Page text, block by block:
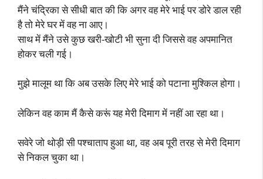
मैंने चंद्रिका से सीधी बात की कि अगर वह मेरे भाई पर डोरे डाल रही
है तो मेरे घर में वह ना आए।
साथ में मैंने उसे कुछ खरी-खोटी भी सुना दी जिससे वह अपमानित
होकर चली गई।
मुझे मालूम था कि अब उसके लिए मेरे भाई को पटाना मुश्किल होगा।
लेकिन वह काम मैं कैसे करूं यह मेरी दिमाग में नहीं आ रहा था।
सवेरे जो थोड़ी सी पश्चाताप हुआ था, वह अब पूरी तरह से मेरी दिमाग
से निकल चुका था।